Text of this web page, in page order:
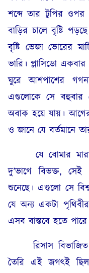
শব্দে তার টুপির
বাড়ির চালে বৃষ্টি
বৃষ্টি ভেজা ভোরের
ভারি। প্লাসিডো
ঘুরে আশপাশের
এগুলোকে সে বহুবার
অবাক হয়ে যায়।
ও জানে যে বর্তমানে
যে বোমার
দু’ভাগে বিভক্ত,
শুনেছে। এগুলো সে
যে অন্য একটা
এসব বাস্তবে হতে
রিসাস বিভাজিত
তৈরি এই জগৎই ছিল